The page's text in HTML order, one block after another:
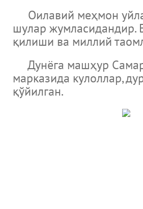
Оилавий меҳмон
шулар жумласидандир.
қилиши ва миллий
Дунёга машҳур
марказида кулоллар,
қўйилган.